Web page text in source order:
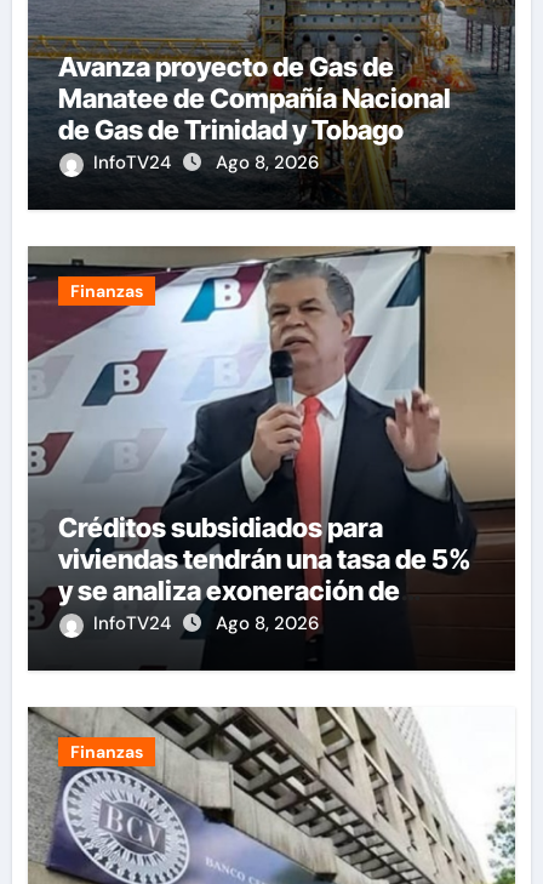
Avanza proyecto de Gas de
Manatee de Compañía Nacional
de Gas de Trinidad y Tobago
InfoTV24 Ago 8, 2026
Finanzas
Créditos subsidiados para
viviendas tendrán una tasa de 5%
y se analiza exoneración de
aranceles
InfoTV24 Ago 8, 2026
Finanzas